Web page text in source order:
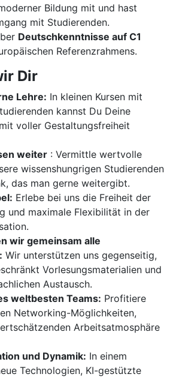
Bildung mit und hast
mit Studierenden.
Deutschkenntnisse auf C1
Referenzrahmens.
Dir
Lehre: In kleinen Kursen mit
kannst Du Deine
voller Gestaltungsfreiheit
weiter : Vermittle wertvolle
wissenshungrigen Studierenden
das man gerne weitergibt.
Erlebe bei uns die Freiheit der
und maximale Flexibilität in der
wir gemeinsam alle
Wir unterstützen uns gegenseitig,
Vorlesungsmaterialien und
Austausch.
weltbesten Teams: Profitiere
Networking-Möglichkeiten,
Arbeitsatmosphäre
und Dynamik: In einem
Technologien, KI-gestützte